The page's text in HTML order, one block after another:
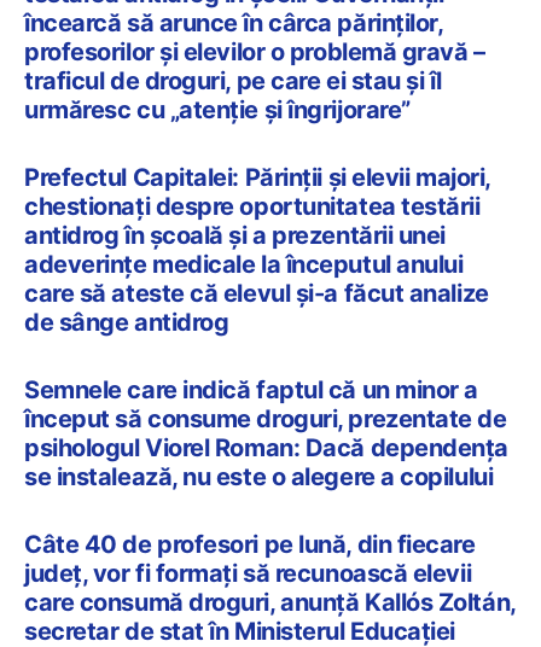
încearcă să arunce în cârca părinților,
profesorilor și elevilor o problemă gravă –
traficul de droguri, pe care ei stau și îl
urmăresc cu „atenție și îngrijorare”
Prefectul Capitalei: Părinţii şi elevii majori,
chestionaţi despre oportunitatea testării
antidrog în şcoală și a prezentării unei
adeverinţe medicale la începutul anului
care să ateste că elevul şi-a făcut analize
de sânge antidrog
Semnele care indică faptul că un minor a
început să consume droguri, prezentate de
psihologul Viorel Roman: Dacă dependența
se instalează, nu este o alegere a copilului
Câte 40 de profesori pe lună, din fiecare
județ, vor fi formați să recunoască elevii
care consumă droguri, anunță Kallós Zoltán,
secretar de stat în Ministerul Educației